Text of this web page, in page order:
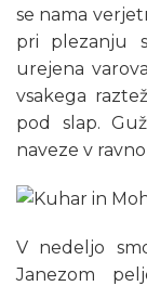
se nama
pri plezanju
urejena
vsakega
pod slap.
naveze v
V nedeljo
Janezom